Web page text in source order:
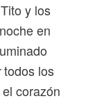
y los
en
todos los
corazón